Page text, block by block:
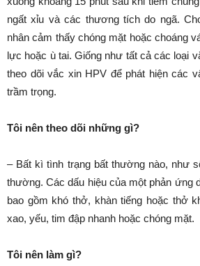
ngất xỉu và các thương tích do ngã.
nhân cảm thấy chóng mặt hoặc choáng
lực hoặc ù tai. Giống như tất cả các loại
theo dõi vắc xin HPV để phát hiện các
trầm trọng.
Tôi nên theo dõi những gì?
– Bất kì tình trạng bất thường nào, như
thường. Các dấu hiệu của một phản ứng
bao gồm khó thở, khàn tiếng hoặc thở
xao, yếu, tim đập nhanh hoặc chóng mặt.
Tôi nên làm gì?